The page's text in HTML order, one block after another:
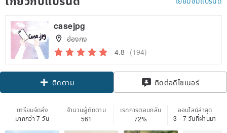
casejpg
ฮ่องกง
4.8 (194)
ติดตาม ติดต่อดีไซเนอร์
เตรียมจัดส่ง
มากกว่า 7 วัน
จำนวนผู้ติดตาม
561
เรทการตอบกลับ
72%
ออนไลน์ล่าสุด
3 - 7 วันที่ผ่านมา